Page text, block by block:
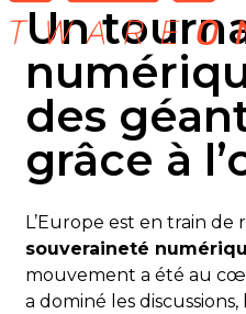
Un
des
grâce à
L’Europe est en train
souveraineté
mouvement a été au
a dominé les